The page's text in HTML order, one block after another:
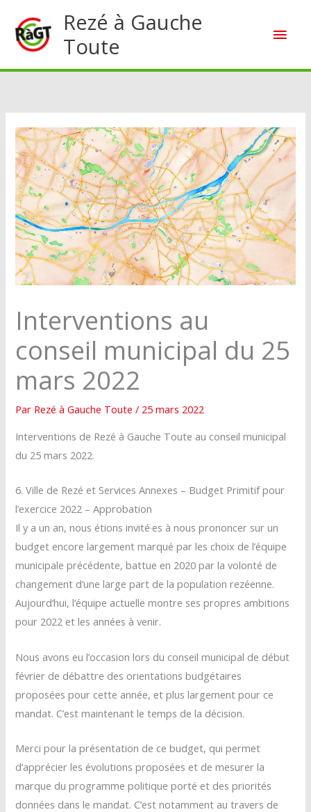
contenu
Rezé à Gauche
Toute
Interventions au
conseil municipal du 25
mars 2022
Par Rezé à Gauche Toute/ 25 mars 2022
Interventions de Rezé à Gauche Toute au conseil municipal
du 25 mars 2022.
6. Ville de Rezé et Services Annexes – Budget Primitif pour
l’exercice 2022 – Approbation
Il y a un an, nous étions invité·es à nous prononcer sur un
budget encore largement marqué par les choix de l’équipe
municipale précédente, battue en 2020 par la volonté de
changement d’une large part de la population rezéenne.
Aujourd’hui, l’équipe actuelle montre ses propres ambitions
pour 2022 et les années à venir.
Nous avons eu l’occasion lors du conseil municipal de début
février de débattre des orientations budgétaires
proposées pour cette année, et plus largement pour ce
mandat. C’est maintenant le temps de la décision.
Merci pour la présentation de ce budget, qui permet
d’apprécier les évolutions proposées et de mesurer la
marque du programme politique porté et des priorités
données dans le mandat. C’est notamment au travers de